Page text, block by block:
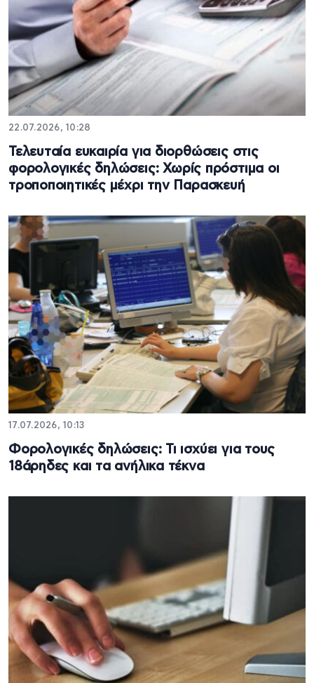
22.07.2026, 10:28
Τελευταία ευκαιρία για διορθώσεις στις
φορολογικές δηλώσεις: Χωρίς πρόστιμα οι
τροποποιητικές μέχρι την Παρασκευή
17.07.2026, 10:13
Φορολογικές δηλώσεις: Τι ισχύει για τους
18άρηδες και τα ανήλικα τέκνα